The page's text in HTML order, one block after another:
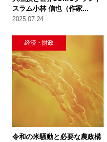
スラム小林 信也（作家...
2025.07.24
経済・財政
令和の米騒動と必要な農政構